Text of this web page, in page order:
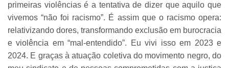
primeiras violências é a tentativa de dizer que aquilo que
vivemos “não foi racismo”. É assim que o racismo opera:
relativizando dores, transformando exclusão em burocracia
e violência em “mal-entendido”. Eu vivi isso em 2023 e
2024. E graças à atuação coletiva do movimento negro, do